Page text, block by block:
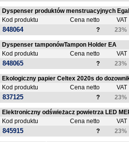
Dyspenser produktów menstruacyjnych
Kod produktu
Cena netto VAT
848064 ? 23%
Dyspenser tamponówTampon Holder EA
Kod produktu
Cena netto VAT
848065 ? 23%
Ekologiczny papier Celtex 2020s do
Kod produktu
Cena netto VAT
837125 ? 23%
Elektroniczny odświeżacz powietrza LED
Kod produktu
Cena netto VAT
845915 ? 23%